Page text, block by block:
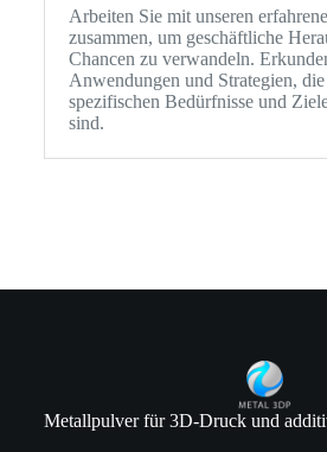
Arbeiten Sie mit unseren
zusammen, um geschäftliche
Chancen zu verwandeln.
Anwendungen und Strategien,
spezifischen Bedürfnisse und
sind.
Metallpulver für 3D-Druck und